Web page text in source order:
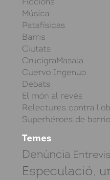
Música
Patafísicas
Barris
Ciutats
CrucigraMasala
Cuervo Ingenuo
Debats
El món al revés
Relectures contra
Superhéroes de barrio
Temes
Denúncia
Especulació,